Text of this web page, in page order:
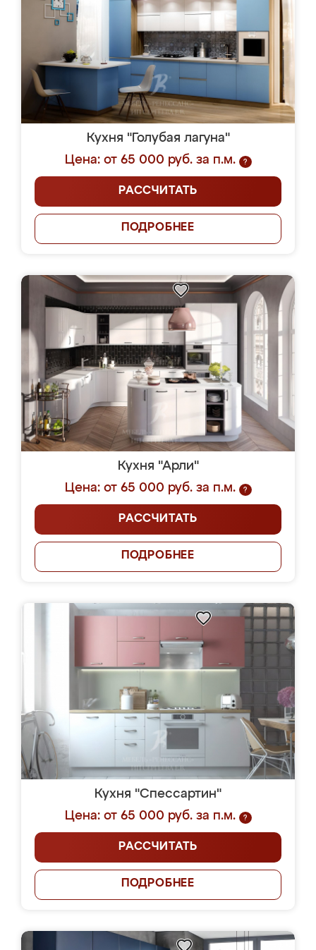
Кухня "Голубая лагуна"
Цена: от 65 000 руб. за п.м.
?
РАССЧИТАТЬ
ПОДРОБНЕЕ
Кухня "Арли"
Цена: от 65 000 руб. за п.м.
?
РАССЧИТАТЬ
ПОДРОБНЕЕ
Кухня "Спессартин"
Цена: от 65 000 руб. за п.м.
?
РАССЧИТАТЬ
ПОДРОБНЕЕ